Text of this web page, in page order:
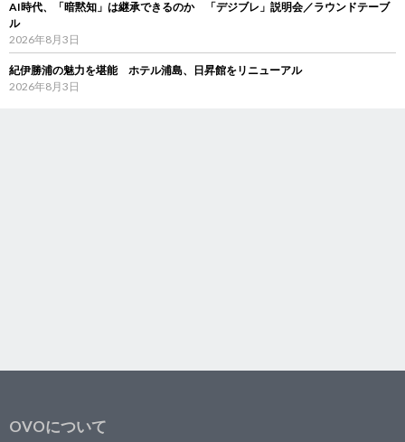
AI時代、「暗黙知」は継承できるのか 「デジブレ」説明会／ラウンドテーブ
ル
2026年8月3日
紀伊勝浦の魅力を堪能 ホテル浦島、日昇館をリニューアル
2026年8月3日
OVOについて